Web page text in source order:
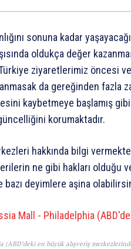
sonuna kadar
oldukça değer
ziyaretlerimiz öncesi
da gereğinden fazla
kaybetmeye başlamış
korumaktadır.
hakkında bilgi
ne gibi hakları olduğu
bazı deyimlere aşina
(ABD’deki en büyük alışveriş